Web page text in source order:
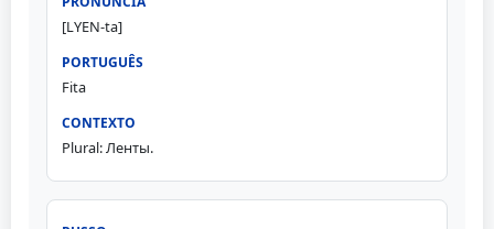
[LYEN-ta]
Fita
Plural: Ленты.